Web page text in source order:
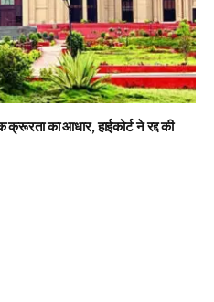
का आधार, हाईकोर्ट ने रद्द की